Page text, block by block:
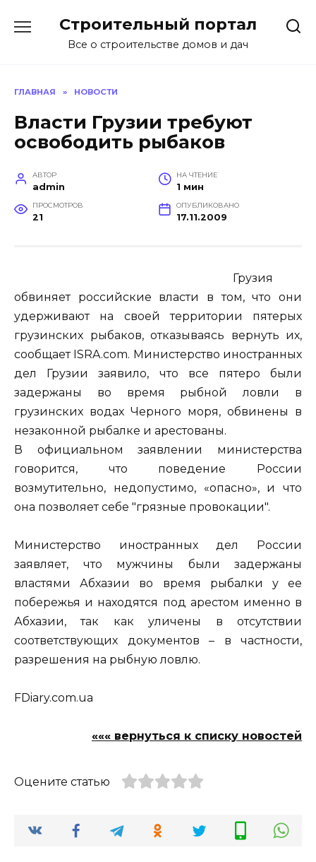
содержанию
Строительный портал
Все о строительстве домов и дач
ГЛАВНАЯ » НОВОСТИ
Власти Грузии требуют
освободить рыбаков
АВТОР
admin
НА ЧТЕНИЕ
1 мин
ПРОСМОТРОВ
21
ОПУБЛИКОВАНО
17.11.2009
Грузия
обвиняет российские власти в том, что они
удерживают на своей территории пятерых
грузинских рыбаков, отказываясь вернуть их,
сообщает ISRA.com. Министерство иностранных
дел Грузии заявило, что все пятеро были
задержаны во время рыбной ловли в
грузинских водах Черного моря, обвинены в
незаконной рыбалке и арестованы.
В официальном заявлении министерства
говорится, что поведение России
возмутительно, недопустимо, «опасно», и что
она позволяет себе "грязные провокации".
Министерство иностранных дел России
заявляет, что мужчины были задержаны
властями Абхазии во время рыбалки у ее
побережья и находятся под арестом именно в
Абхазии, так как уличены в отсутствии
соответствующих документов – в частности,
разрешения на рыбную ловлю.
FDiary.com.ua
««« вернуться к списку новостей
Оцените статью